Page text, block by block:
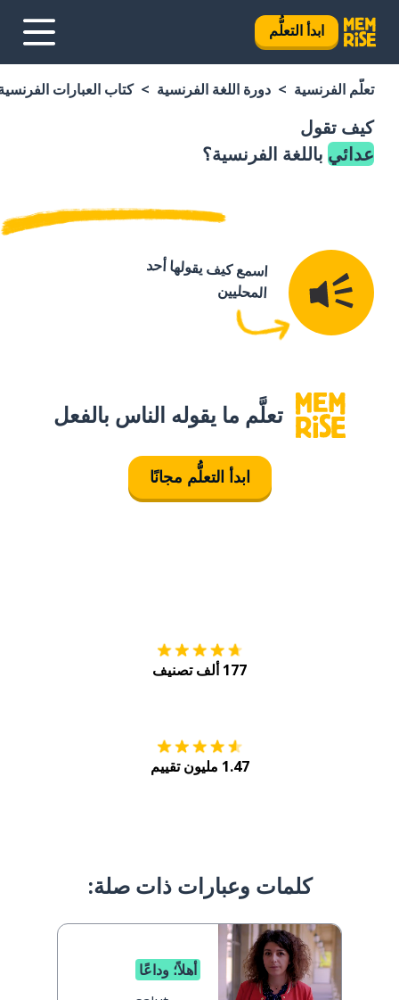
ابدأ التعلُّم
تعلَّم الفرنسية دورة اللغة الفرنسية كتاب العبارات
كيف تقول
عدائي باللغة الفرنسية؟
اسمع كيف يقولها أحد
المحليين
تعلَّم ما يقوله الناس بالفعل
ابدأ التعلُّم مجانًا
177 ألف تصنيف
1.47 مليون تقييم
كلمات وعبارات ذات صلة:
أهلاً؛ وداعًا